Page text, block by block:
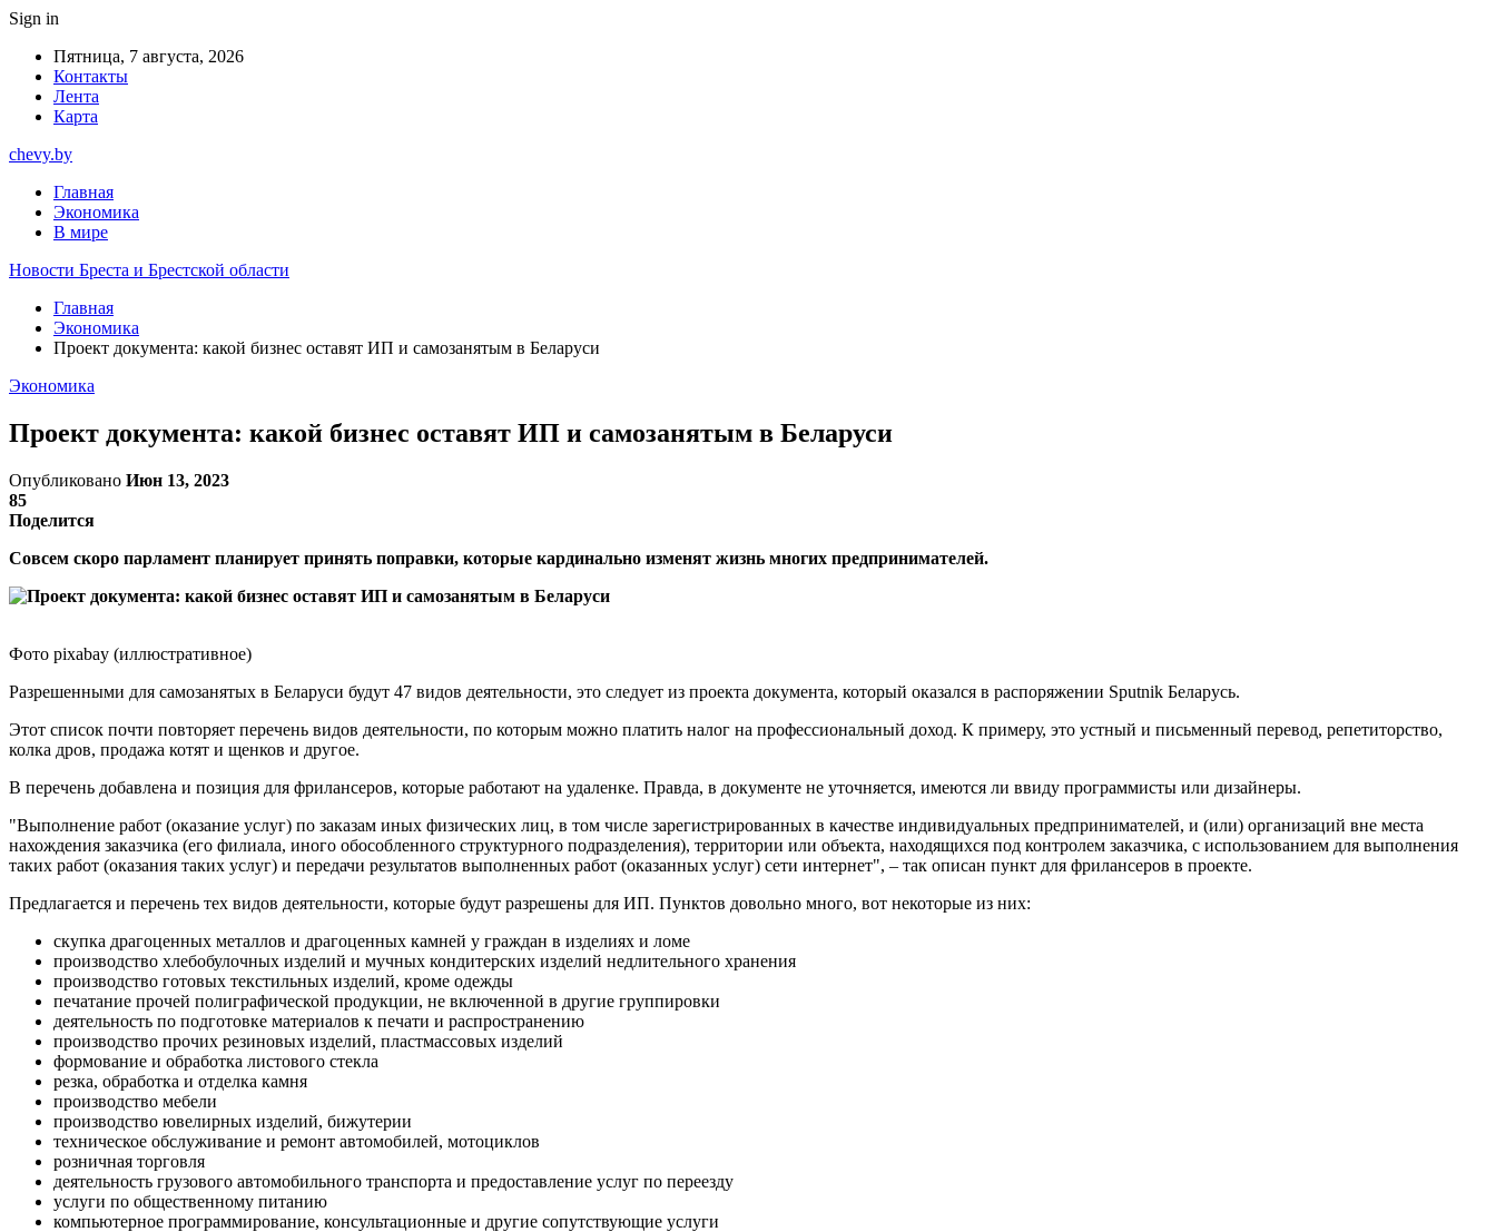
Sign in
Пятница, 7 августа, 2026
Контакты
Лента
Карта
chevy.by
Главная
Экономика
В мире
Новости Бреста и Брестской области
Главная
Экономика
Проект документа: какой бизнес оставят ИП и самозанятым в Беларуси
Экономика
Проект документа: какой бизнес оставят ИП и самозанятым в Беларуси
Опубликовано Июн 13, 2023
85
Поделится
Совсем скоро парламент планирует принять поправки, которые кардинально изменят жизнь многих предпринимателей.
Фото pixabay (иллюстративное)
Разрешенными для самозанятых в Беларуси будут 47 видов деятельности, это следует из проекта документа, который оказался в распоряжении Sputnik Беларусь.
Этот список почти повторяет перечень видов деятельности, по которым можно платить налог на профессиональный доход. К примеру, это устный и письменный перевод, репетиторство,
колка дров, продажа котят и щенков и другое.
В перечень добавлена и позиция для фрилансеров, которые работают на удаленке. Правда, в документе не уточняется, имеются ли ввиду программисты или дизайнеры.
"Выполнение работ (оказание услуг) по заказам иных физических лиц, в том числе зарегистрированных в качестве индивидуальных предпринимателей, и (или) организаций вне места
нахождения заказчика (его филиала, иного обособленного структурного подразделения), территории или объекта, находящихся под контролем заказчика, с использованием для выполнения
таких работ (оказания таких услуг) и передачи результатов выполненных работ (оказанных услуг) сети интернет", – так описан пункт для фрилансеров в проекте.
Предлагается и перечень тех видов деятельности, которые будут разрешены для ИП. Пунктов довольно много, вот некоторые из них:
скупка драгоценных металлов и драгоценных камней у граждан в изделиях и ломе
производство хлебобулочных изделий и мучных кондитерских изделий недлительного хранения
производство готовых текстильных изделий, кроме одежды
печатание прочей полиграфической продукции, не включенной в другие группировки
деятельность по подготовке материалов к печати и распространению
производство прочих резиновых изделий, пластмассовых изделий
формование и обработка листового стекла
резка, обработка и отделка камня
производство мебели
производство ювелирных изделий, бижутерии
техническое обслуживание и ремонт автомобилей, мотоциклов
розничная торговля
деятельность грузового автомобильного транспорта и предоставление услуг по переезду
услуги по общественному питанию
компьютерное программирование, консультационные и другие сопутствующие услуги